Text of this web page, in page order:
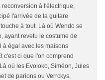
à l'électrique,
l'arrivée de la guitare
à tout. Là où Wendo se
ayant revetu le costume de
à égal avec les maisons
c'est ci que l'on comprend
où les Evoloko, Siméon, Jules
de parions ou Verrckys,